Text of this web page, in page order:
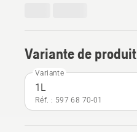
Variante de produit
Variante
1L
Réf. : 597 68 70‑01